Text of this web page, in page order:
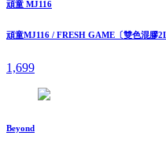
頑童 MJ116
頑童MJ116 / FRESH GAME〔雙色混膠
1,699
Beyond